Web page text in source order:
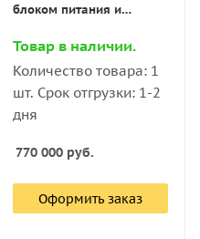
блоком питания и
Товар в наличии.
Количество товара: 1
шт. Срок отгрузки: 1-2
дня
770 000руб.
Оформить заказ